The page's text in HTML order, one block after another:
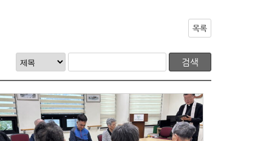
목록
검색